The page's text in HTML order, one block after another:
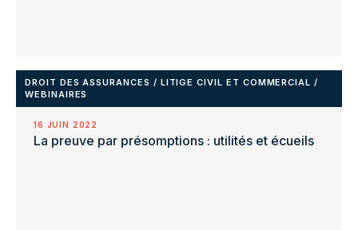
DROIT DES ASSURANCES / LITIGE CIVIL ET COMMERCIAL /
WEBINAIRES
16 JUIN 2022
La preuve par présomptions : utilités et écueils